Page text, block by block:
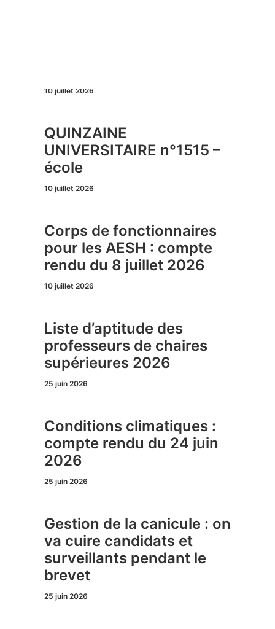
10 juillet 2026
QUINZAINE
UNIVERSITAIRE n°1515 –
école
10 juillet 2026
Corps de fonctionnaires
pour les AESH : compte
rendu du 8 juillet 2026
10 juillet 2026
Liste d’aptitude des
professeurs de chaires
supérieures 2026
25 juin 2026
Conditions climatiques :
compte rendu du 24 juin
2026
25 juin 2026
Gestion de la canicule : on
va cuire candidats et
surveillants pendant le
brevet
25 juin 2026